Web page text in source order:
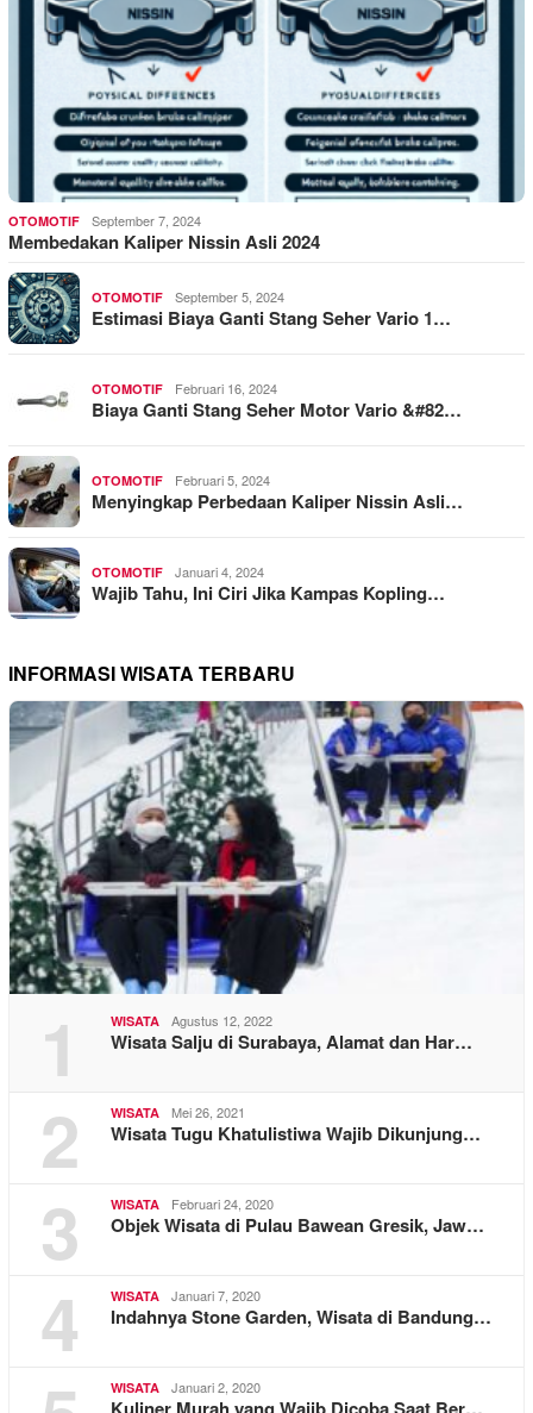
OTOMOTIF September 7, 2024
Membedakan Kaliper Nissin Asli 2024
OTOMOTIF September 5, 2024
Estimasi Biaya Ganti Stang Seher Vario 1…
OTOMOTIF Februari 16, 2024
Biaya Ganti Stang Seher Motor Vario &#82…
OTOMOTIF Februari 5, 2024
Menyingkap Perbedaan Kaliper Nissin Asli…
OTOMOTIF Januari 4, 2024
Wajib Tahu, Ini Ciri Jika Kampas Kopling…
INFORMASI WISATA TERBARU
1 WISATA Agustus 12, 2022
Wisata Salju di Surabaya, Alamat dan Har…
2 WISATA Mei 26, 2021
Wisata Tugu Khatulistiwa Wajib Dikunjung…
3 WISATA Februari 24, 2020
Objek Wisata di Pulau Bawean Gresik, Jaw…
4 WISATA Januari 7, 2020
Indahnya Stone Garden, Wisata di Bandung…
WISATA Januari 2, 2020